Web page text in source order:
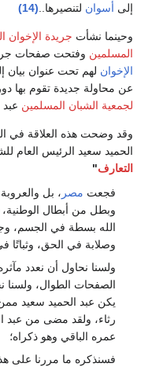
إلى أسوان لتنصيرها.. (14)
وحينما نشأت جريدة الإخوان
المسلمين وفتحت صفحات
الإخوان لهم تحت عنوان بيان
عن محاولة جديدة تقوم بها
لجمعية الشبان المسلمين عبد
وقد وضحت هذه العلاقة في
الحميد سعيد الرئيس العام
التعارف"
فجعت مصر ، بل والعروبة
وبطل من أبطال الوطنية،
الله بسطة في الجسم،
وصلابة في الحق، وثباتًا
ولسنا نحاول أن نعدد
الصفحات الطوال، ولسنا
يكن عبد الحميد سعيد
رثاء، ولقد مضى من عبد
عمره الباقي وهو ذكراه؛
فسنذكره ما مررنا على